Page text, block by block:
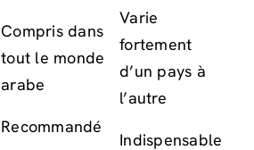
Compris dans
tout le monde
arabe
Varie
fortement
d’un pays à
l’autre
Recommandé
Indispensable